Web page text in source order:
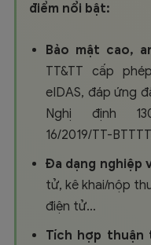
điểm nổi bật:
Bảo mật cao,
TT&TT cấp
eIDAS, đáp ứng
Nghị định
16/2019/TT-
Đa dạng nghiệp
tử, kê khai/nộp
điện tử…
Tích hợp thuận